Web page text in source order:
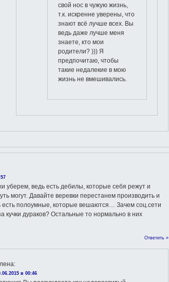
свой нос в чужую жизнь,
т.к. искренне уверены, что
знают всё лучше всех. Вы
ведь даже лучше меня
знаете, кто мои
родители? ))) Я
предпочитаю, чтобы
такие недалекие в мою
жизнь не вмешивались.
уберем, ведь есть дебилы, которые себя режут и
могут. Давайте веревки перестанем производить и
полоумные, которые вешаются… Зачем соц.сети
кучки дураков? Остальные то нормально в них
Ответить »
:
в 00:46